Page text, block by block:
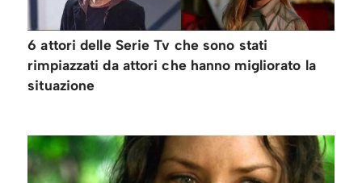
6 attori delle Serie Tv che sono stati
rimpiazzati da attori che hanno migliorato la
situazione